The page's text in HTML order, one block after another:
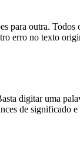
para outra. Todos
erro no texto
digitar uma
de significado